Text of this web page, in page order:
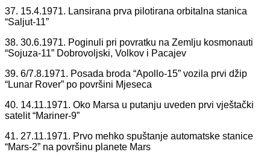
37. 15.4.1971. Lansirana prva pilotirana orbitalna stanica
“Saljut-11”
38. 30.6.1971. Poginuli pri povratku na Zemlju kosmonauti
“Sojuza-11” Dobrovoljski, Volkov i Pacajev
39. 6/7.8.1971. Posada broda “Apollo-15” vozila prvi džip
“Lunar Rover” po površini Mjeseca
40. 14.11.1971. Oko Marsa u putanju uveden prvi vještački
satelit “Mariner-9”
41. 27.11.1971. Prvo mehko spuštanje automatske stanice
“Mars-2” na površinu planete Mars